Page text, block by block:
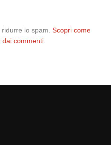
ridurre lo spam.Scopri come
dai commenti